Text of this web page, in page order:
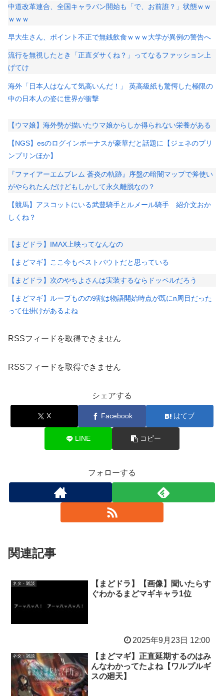
中道改革連合、全国キャラバン開始も「で、お前誰？」状態ｗｗ
ｗｗｗ
早大生さん、ポイント不正で無銭飲食ｗｗｗ大学が異例の警告へ
流行を無視したとき「正直ダサくね？」ってなるファッション上
げてけ
海外「日本人はなんて気高いんだ！」 英高級紙も驚愕した極限の
中の日本人の姿に世界が衝撃
【ウマ娘】海外勢が描いたウマ娘からしか得られない栄養がある
【NGS】esのログインボーナスが豪華だと話題に【ジェネのプリ
ンプリンほか】
『ファイアーエムブレム 蒼炎の軌跡』序盤の暗闇マップで斧使い
がやられたんだけどもしかして永久離脱なの？
【競馬】アスコットにいる武豊騎手とルメール騎手 紹介文おか
しくね？
【まどドラ】IMAX上映ってなんなの
【まどマギ】ここ今もベストバウトだと思っている
【まどドラ】次のやちよさんは実装するならドッペルだろう
【まどマギ】ループものの9割は物語開始時点が既にn周目だった
って仕掛けがあるよね
RSSフィードを取得できません
RSSフィードを取得できません
シェアする
X Facebook はてブ
LINE コピー
フォローする
関連記事
ネタ・雑談
【まどドラ】【画像】聞いたらす
ぐわかるまどマギキャラ1位
2025年9月23日 12:00
ネタ・雑談
【まどマギ】正直延期するのはみ
んなわかってたよね【ワルプルギ
スの廻天】